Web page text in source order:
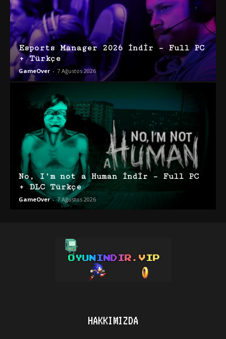
Esports Manager 2026 İndir – Full PC
+ Türkçe
GameOver - 7 Ağustos 2026
No, I’m not a Human İndir – Full PC
+ DLC Türkçe
GameOver - 7 Ağustos 2026
HAKKIMIZDA